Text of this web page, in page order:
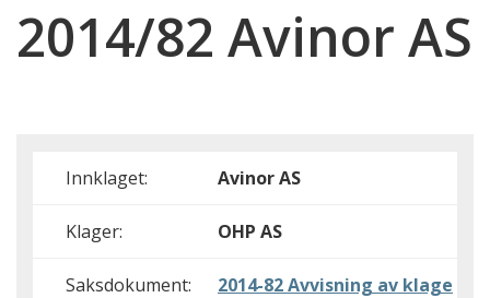
2014/82 Avinor AS
Innklaget: Avinor AS
Klager: OHP AS
Saksdokument:
2014-82 Avvisning av klage